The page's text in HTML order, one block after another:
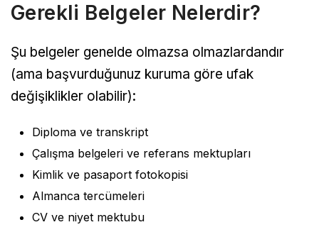
Gerekli Belgeler Nelerdir?
Şu belgeler genelde olmazsa olmazlardandır
(ama başvurduğunuz kuruma göre ufak
değişiklikler olabilir):
Diploma ve transkript
Çalışma belgeleri ve referans mektupları
Kimlik ve pasaport fotokopisi
Almanca tercümeleri
CV ve niyet mektubu